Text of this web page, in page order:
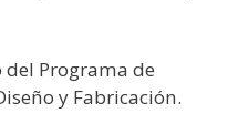
del Programa de
y Fabricación.